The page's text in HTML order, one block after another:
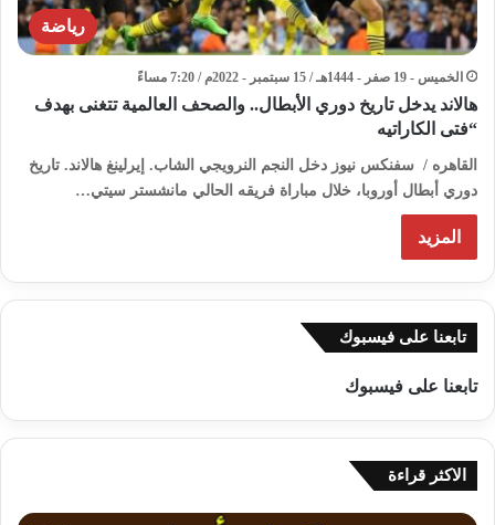
رياضة
الخميس - 19 صفر - 1444هـ / 15 سبتمبر - 2022م / 7:20 مساءً
هالاند يدخل تاريخ دوري الأبطال.. والصحف العالمية تتغنى بهدف
“فتى الكاراتيه
القاهره / سفنكس نيوز دخل النجم النرويجي الشاب. إيرلينغ هالاند. تاريخ
دوري أبطال أوروبا، خلال مباراة فريقه الحالي مانشستر سيتي…
المزيد
تابعنا على فيسبوك
تابعنا على فيسبوك
الاكثر قراءة